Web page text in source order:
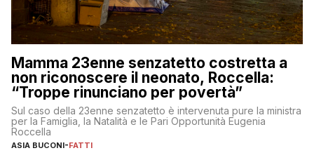
Mamma 23enne senzatetto costretta a
non riconoscere il neonato, Roccella:
“Troppe rinunciano per povertà”
Sul caso della 23enne senzatetto è intervenuta pure la ministra
per la Famiglia, la Natalità e le Pari Opportunità Eugenia
Roccella
ASIA BUCONI-FATTI